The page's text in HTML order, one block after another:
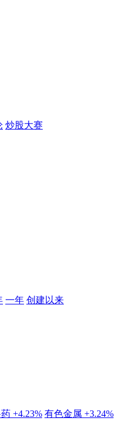
炒股大赛
一年 创建以来
+4.23% 有色金属 +3.24%